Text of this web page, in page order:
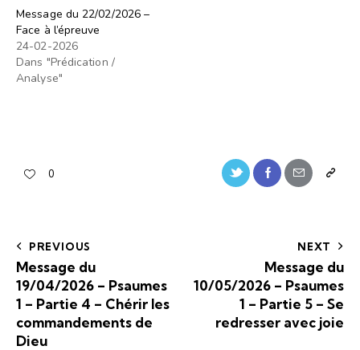
Message du 22/02/2026 –
Face à l’épreuve
24-02-2026
Dans "Prédication /
Analyse"
0
PREVIOUS
Message du
19/04/2026 – Psaumes
1 – Partie 4 – Chérir les
commandements de
Dieu
NEXT
Message du
10/05/2026 – Psaumes
1 – Partie 5 – Se
redresser avec joie